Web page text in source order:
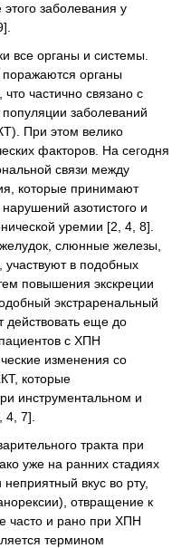
заболевания у
все органы и системы.
поражаются органы
частично связано с
заболеваний
При этом велико
факторов. На сегодня
связи между
которые принимают
азотистого и
уремии [2, 4, 8].
слюнные железы,
в подобных
повышения экскреции
экстраренальный
действовать еще до
с ХПН
изменения со
которые
инструментальном и
4, 7].
тракта при
уже на ранних стадиях
вкус во рту,
отвращение к
часто и рано при ХПН
термином